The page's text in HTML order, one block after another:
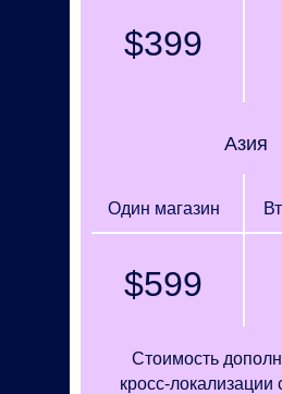
Один магазин
Азия
$399
$599
Стоимость
кросс-локализации